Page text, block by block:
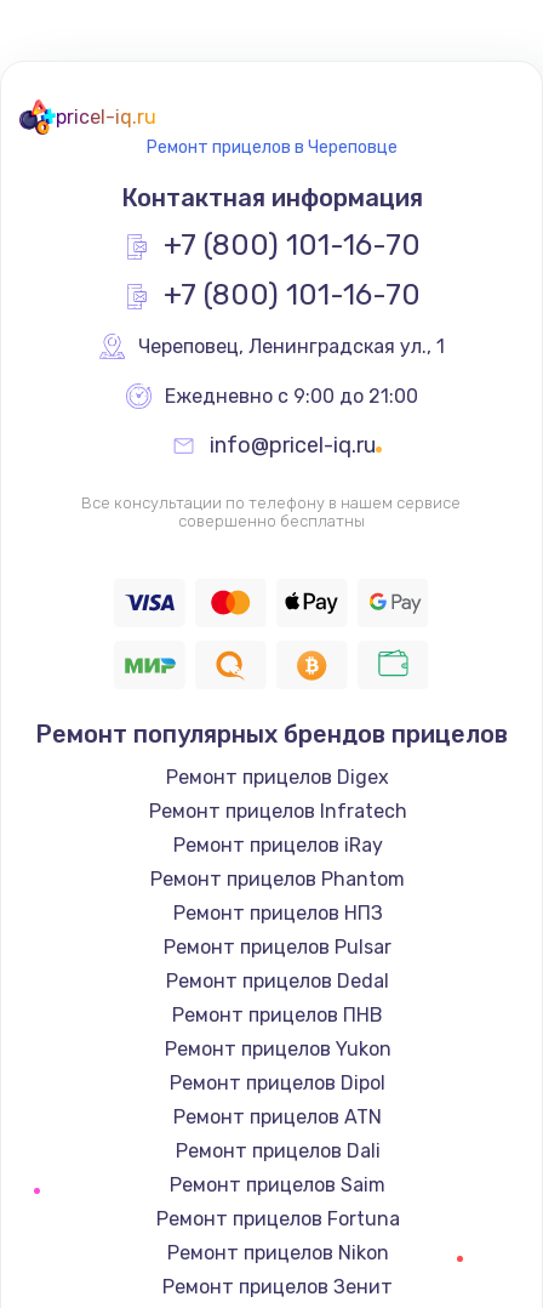
Замена термостата
1200 руб.
Заказать
Замена реле
Замена термопредохранителя
700 руб.
Заказать
2500 руб.
1400 руб.
Заказать
Замена / ремонт электронного модуля
управления
600 руб.
Замена конфорки
1100 руб.
Заказать
Замена платы сенсора
900 руб.
Заказать
Замена регулятора режимов конфорки
900 руб.
pricel-iq.ru
Ремонт прицелов в Череповце
Контактная информация
+7 (800) 101-16-70
+7 (800) 101-16-70
Череповец, Ленинградская ул., 1
Ежедневно с 9:00 до 21:00
info@pricel-iq.ru
Все консультации по телефону в нашем сервисе
совершенно бесплатны
Ремонт популярных брендов прицелов
Ремонт прицелов Digex
Ремонт прицелов Infratech
Ремонт прицелов iRay
Ремонт прицелов Phantom
Ремонт прицелов НПЗ
Ремонт прицелов Pulsar
Ремонт прицелов Dedal
Ремонт прицелов ПНВ
Ремонт прицелов Yukon
Ремонт прицелов Dipol
Ремонт прицелов ATN
Ремонт прицелов Dali
Ремонт прицелов Saim
Ремонт прицелов Fortuna
Ремонт прицелов Nikon
Ремонт прицелов Зенит